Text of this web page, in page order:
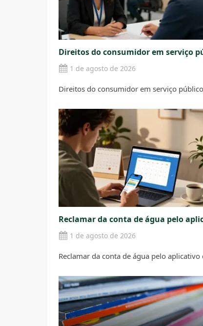
Direitos do consumidor em serviço
1 de agosto de 2026
Direitos do consumidor em serviço
Reclamar da conta de água pelo
1 de agosto de 2026
Reclamar da conta de água pelo